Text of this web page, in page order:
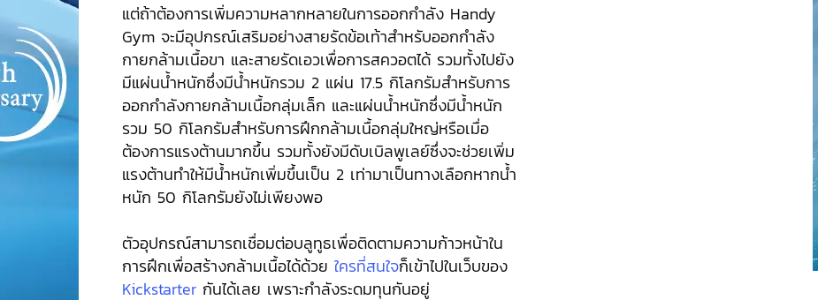
แต่ถ้าต้องการเพิ่มความหลากหลายในการออกกำลัง Handy
Gym จะมีอุปกรณ์เสริมอย่างสายรัดข้อเท้าสำหรับออกกำลัง
กายกล้ามเนื้อขา และสายรัดเอวเพื่อการสควอตได้ รวมทั้งไปยัง
มีแผ่นน้ำหนักซึ่งมีน้ำหนักรวม 2 แผ่น 17.5 กิโลกรัมสำหรับการ
ออกกำลังกายกล้ามเนื้อกลุ่มเล็ก และแผ่นน้ำหนักซึ่งมีน้ำหนัก
รวม 50 กิโลกรัมสำหรับการฝึกกล้ามเนื้อกลุ่มใหญ่หรือเมื่อ
ต้องการแรงต้านมากขึ้น รวมทั้งยังมีดับเบิลพูเลย์ซึ่งจะช่วยเพิ่ม
แรงต้านทำให้มีน้ำหนักเพิ่มขึ้นเป็น 2 เท่ามาเป็นทางเลือกหากน้ำ
หนัก 50 กิโลกรัมยังไม่เพียงพอ
ตัวอุปกรณ์สามารถเชื่อมต่อบลูทูธเพื่อติดตามความก้าวหน้าใน
การฝึกเพื่อสร้างกล้ามเนื้อได้ด้วย ใครที่สนใจก็เข้าไปในเว็บของ
Kickstarter กันได้เลย เพราะกำลังระดมทุนกันอยู่